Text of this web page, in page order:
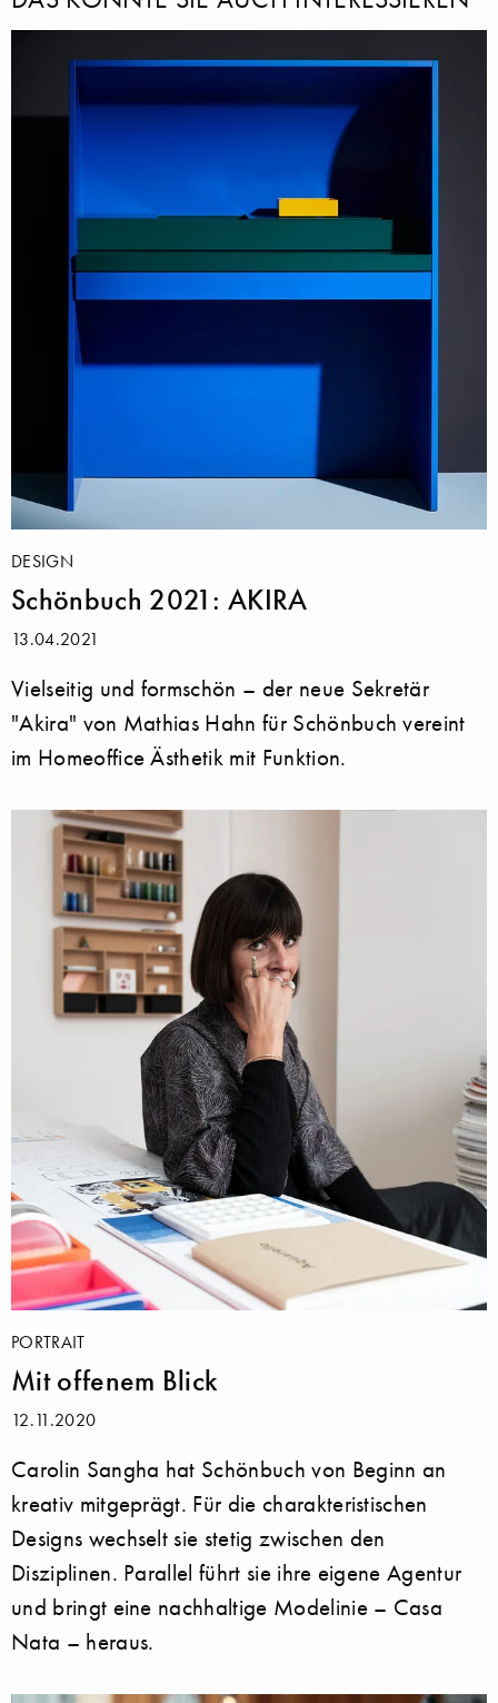
DESIGN
Schönbuch 2021: AKIRA
13.04.2021
Vielseitig und formschön – der neue Sekretär
"Akira" von Mathias Hahn für Schönbuch vereint
im Homeoffice Ästhetik mit Funktion.
PORTRAIT
Mit offenem Blick
12.11.2020
Carolin Sangha hat Schönbuch von Beginn an
kreativ mitgeprägt. Für die charakteristischen
Designs wechselt sie stetig zwischen den
Disziplinen. Parallel führt sie ihre eigene Agentur
und bringt eine nachhaltige Modelinie – Casa
Nata – heraus.